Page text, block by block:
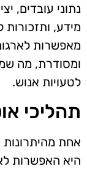
נתוני עובדים,
מידע, ותזכורות
מאפשרות
ומסודרת, מה
לטעויות אנוש.
תהליכי
אחת מהיתרונות
היא האפשרות